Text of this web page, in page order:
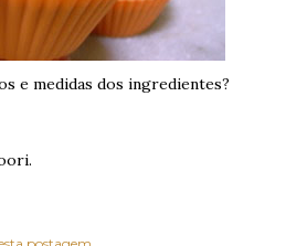
e medidas dos ingredientes?